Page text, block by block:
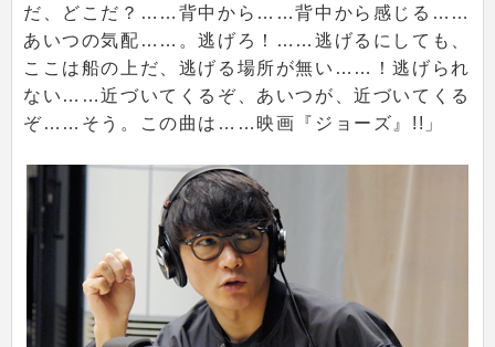
だ、どこだ？……背中から……背中から感じる……
あいつの気配……。逃げろ！……逃げるにしても、
ここは船の上だ、逃げる場所が無い……！逃げられ
ない……近づいてくるぞ、あいつが、近づいてくる
ぞ……そう。この曲は……映画『ジョーズ』!!」